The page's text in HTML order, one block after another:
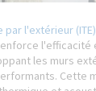
l'extérieur (ITE)
l'efficacité
les murs
Cette